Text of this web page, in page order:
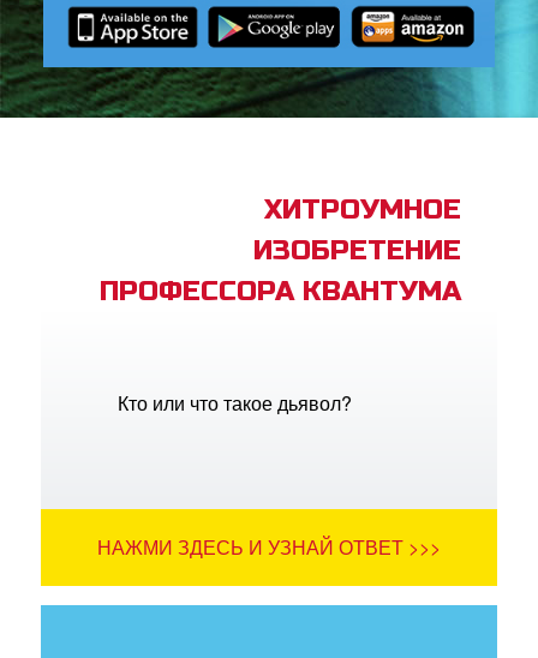
Bible App
ХИТРОУМНОЕ
ИЗОБРЕТЕНИЕ
ПРОФЕССОРА КВАНТУМА
Кто или что такое дьявол?
НАЖМИ ЗДЕСЬ И УЗНАЙ ОТВЕТ >>>